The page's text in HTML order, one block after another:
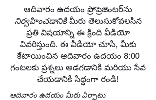
ఆదివారం ఉదయం ప్రోప్రెజెంటర్‌ను
నిర్వహించడానికిమీరు తెలుసుకోవలసిన
ప్రతి విషయాన్ని ఈ క్రింది వీడియో
వివరిస్తుంది. ఈ వీడియో చూసి, మీకు
కేటాయించిన ఆదివారం ఉదయం 8:00
గంటలకు ప్రశ్నలు అడగడానికి మరియు సేవ
చేయడానికి సిద్ధంగా రండి!
ఆదివారం ఉదయం మీరు ఏర్పాటు